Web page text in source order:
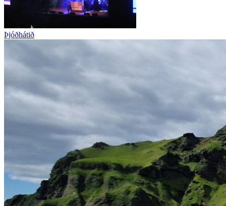
Þjóðhátið